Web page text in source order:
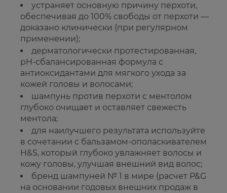
устраняет основную причину перхоти,
обеспечивая до 100% свободы от перхоти —
доказано клинически (при регулярном
применении);
дерматологически протестированная,
pH-сбалансированная формула с
антиоксидантами для мягкого ухода за
кожей головы и волосами;
шампунь против перхоти с ментолом
глубоко очищает и оставляет свежесть
ментола;
для наилучшего результата используйте
в сочетании с бальзамом-ополаскивателем
H&S, который глубоко увлажняет волосы и
кожу головы, улучшая внешний вид волос;
бренд шампуней № 1 в мире (расчет P&G
на основании годовых внешних продаж в